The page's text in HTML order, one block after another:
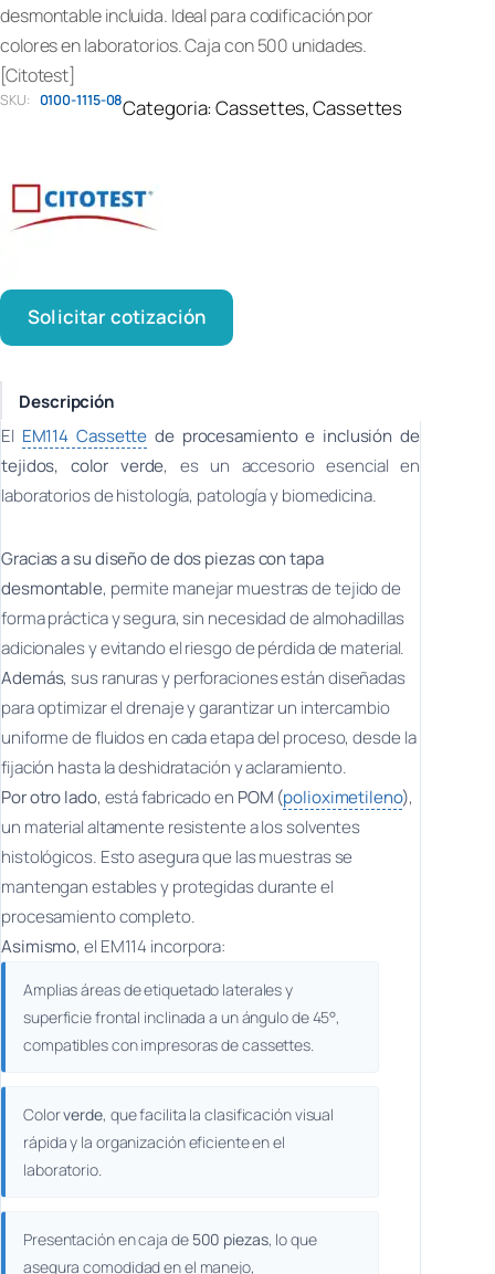
desmontable incluida. Ideal para codificación por
colores en laboratorios. Caja con 500 unidades.
[Citotest]
SKU: 0100-1115-08Categoria:Cassettes, Cassettes
Solicitar cotización
Descripción
El EM114 Cassette de procesamiento e inclusión de
tejidos, color verde, es un accesorio esencial en
laboratorios de histología, patología y biomedicina.
Gracias a su diseño de dos piezas con tapa
desmontable, permite manejar muestras de tejido de
forma práctica y segura, sin necesidad de almohadillas
adicionales y evitando el riesgo de pérdida de material.
Además, sus ranuras y perforaciones están diseñadas
para optimizar el drenaje y garantizar un intercambio
uniforme de fluidos en cada etapa del proceso, desde la
fijación hasta la deshidratación y aclaramiento.
Por otro lado, está fabricado en POM (polioximetileno),
un material altamente resistente a los solventes
histológicos. Esto asegura que las muestras se
mantengan estables y protegidas durante el
procesamiento completo.
Asimismo, el EM114 incorpora:
Amplias áreas de etiquetado laterales y
superficie frontal inclinada a un ángulo de 45°,
compatibles con impresoras de cassettes.
Colorverde, que facilita la clasificación visual
rápida y la organización eficiente en el
laboratorio.
Presentación en caja de 500 piezas, lo que
asegura comodidad en el manejo,